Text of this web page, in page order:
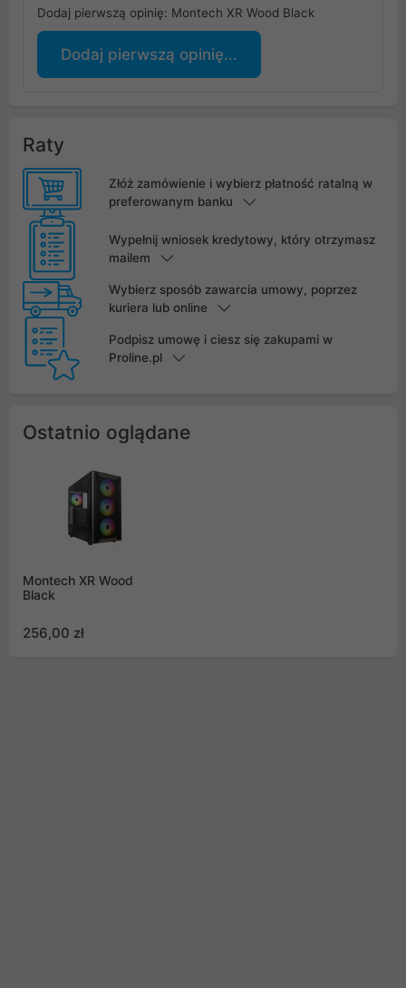
Dodaj pierwszą opinię: Montech XR Wood Black
Dodaj pierwszą opinię...
Raty
Złóż zamówienie i wybierz płatność ratalną w
preferowanym banku
Wypełnij wniosek kredytowy, który otrzymasz
mailem
Wybierz sposób zawarcia umowy, poprzez
kuriera lub online
Podpisz umowę i ciesz się zakupami w
Proline.pl
Ostatnio oglądane
Montech XR Wood
Black
256,00 zł